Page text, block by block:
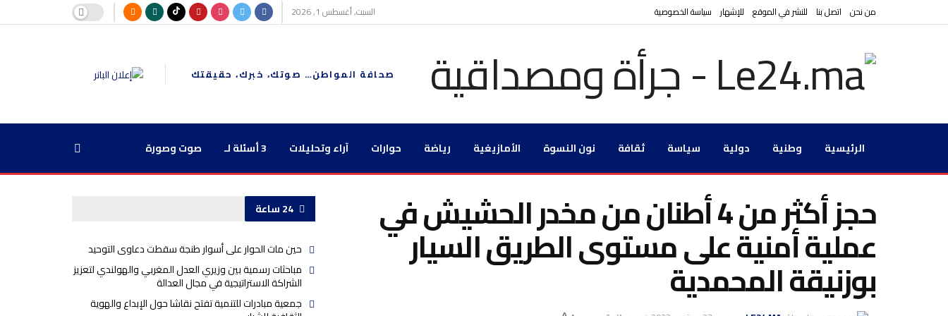
من نحن اتصل بنا للنشر في الموقع للإشهار سياسة الخصوصية السبت, أغسطس 1, 2026
صحافة المواطن… صوتك، خبرك، حقيقتك
الرئيسية وطنية دولية سياسة ثقافة نون النسوة الأمازيغية رياضة حوارات آراء وتحليلات 3 أسئلة لـ صوت وصورة
حجز أكثر من 4 أطنان من مخدر الحشيش في
عملية أمنية على مستوى الطريق السيار
بوزنيقة المحمدية
24 ساعة
حين مات الحوار على أسوار طنجة سقطت دعاوى التوحيد
مباحثات رسمية بين وزيري العدل المغربي والهولندي لتعزيز
الشراكة الاستراتيجية في مجال العدالة
جمعية مبادرات للتنمية تفتح نقاشا حول الإبداع والهوية